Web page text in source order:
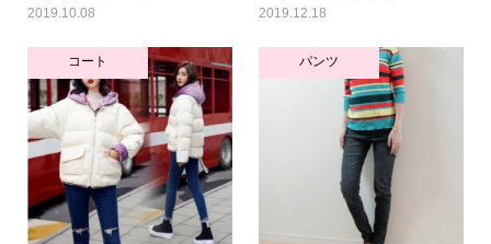
2019.10.08 2019.12.18
コート パンツ